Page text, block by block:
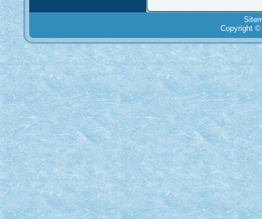
Copyright ©